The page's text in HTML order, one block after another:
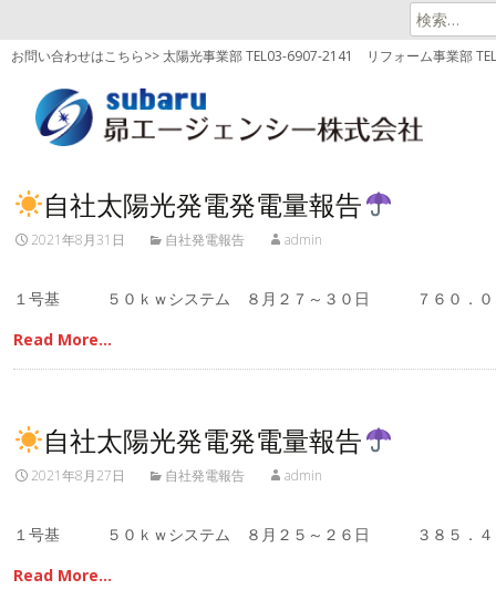
検
索:
お問い合わせはこちら>> 太陽光事業部 TEL03-6907-2141 リフォーム事業部
自社太陽光発電発電量報告
2021年8月31日 自社発電報告 admin
１号基 ５０ｋｗシステム ８月２７～３０日 ７６０．
Read More…
自社太陽光発電発電量報告
2021年8月27日 自社発電報告 admin
１号基 ５０ｋｗシステム ８月２５～２６日 ３８５．
Read More…